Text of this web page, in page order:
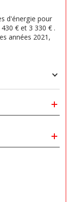
d'énergie pour
€ et 3 330 € .
années 2021,